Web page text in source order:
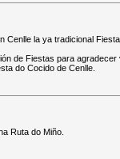
la ya tradicional
de Fiestas para
do Cocido de Cenlle.
Ruta do Miño.